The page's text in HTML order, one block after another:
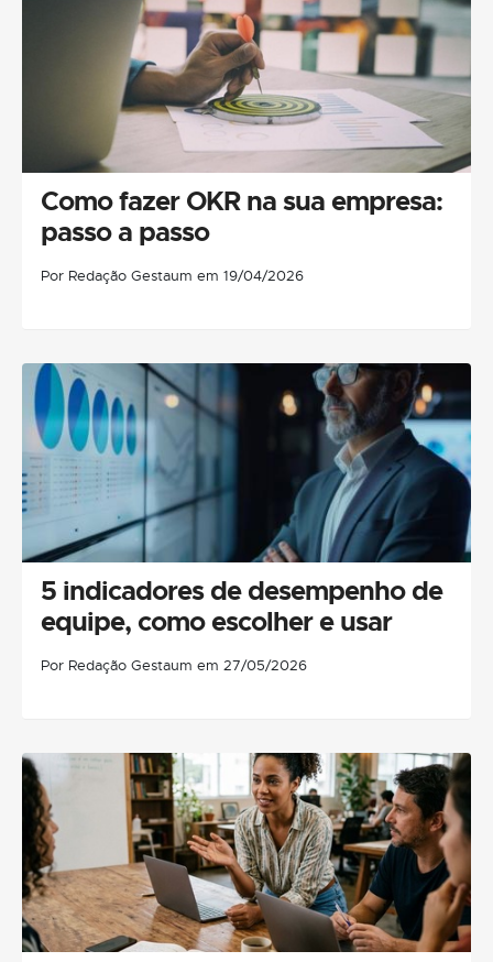
Como fazer OKR na sua empresa:
passo a passo
Por Redação Gestaum em 19/04/2026
5 indicadores de desempenho de
equipe, como escolher e usar
Por Redação Gestaum em 27/05/2026